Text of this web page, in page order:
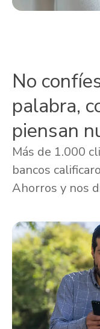
No
palabra,
piensan
Más de 1.000
bancos
Ahorros y nos